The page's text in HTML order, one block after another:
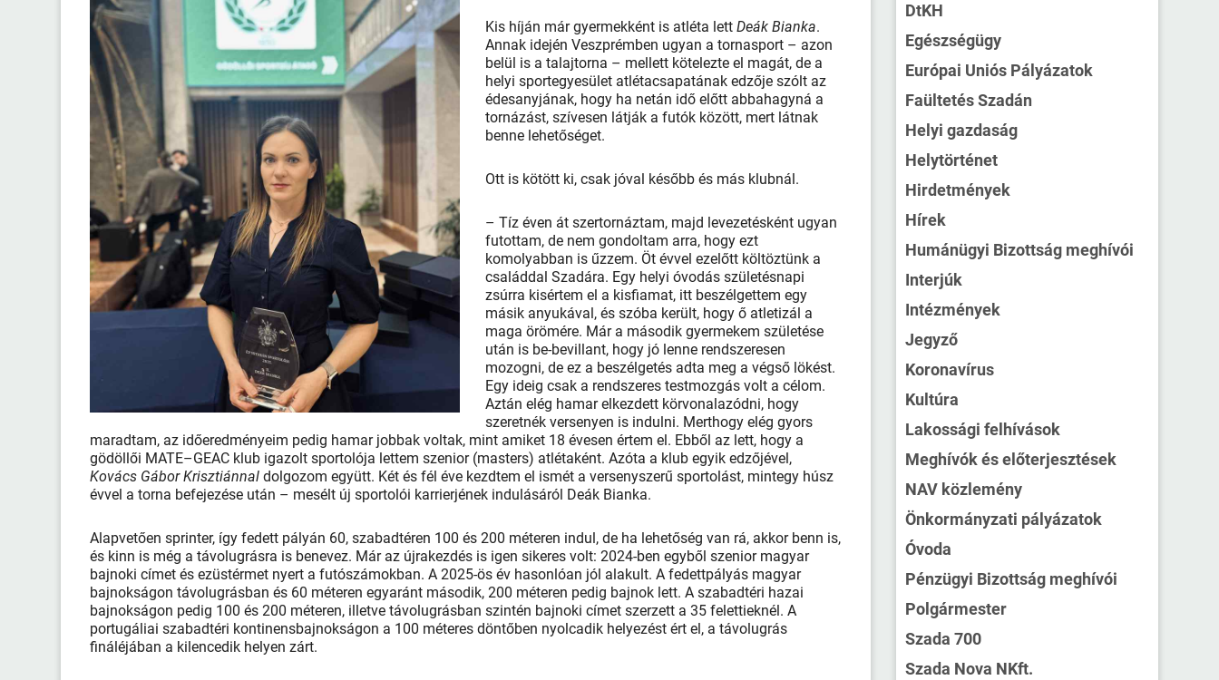
Kis híján már gyermekként is atléta lett Deák Bianka.
Annak idején Veszprémben ugyan a tornasport – azon
belül is a talajtorna – mellett kötelezte el magát, de a
helyi sportegyesület atlétacsapatának edzője szólt az
édesanyjának, hogy ha netán idő előtt abbahagyná a
tornázást, szívesen látják a futók között, mert látnak
benne lehetőséget.
Ott is kötött ki, csak jóval később és más klubnál.
– Tíz éven át szertornáztam, majd levezetésként ugyan
futottam, de nem gondoltam arra, hogy ezt
komolyabban is űzzem. Öt évvel ezelőtt költöztünk a
családdal Szadára. Egy helyi óvodás születésnapi
zsúrra kisértem el a kisfiamat, itt beszélgettem egy
másik anyukával, és szóba került, hogy ő atletizál a
maga örömére. Már a második gyermekem születése
után is be-bevillant, hogy jó lenne rendszeresen
mozogni, de ez a beszélgetés adta meg a végső lökést.
Egy ideig csak a rendszeres testmozgás volt a célom.
Aztán elég hamar elkezdett körvonalazódni, hogy
szeretnék versenyen is indulni. Merthogy elég gyors
maradtam, az időeredményeim pedig hamar jobbak voltak, mint amiket 18 évesen értem el. Ebből az lett, hogy a
gödöllői MATE–GEAC klub igazolt sportolója lettem szenior (masters) atlétaként. Azóta a klub egyik edzőjével,
Kovács Gábor Krisztiánnal dolgozom együtt. Két és fél éve kezdtem el ismét a versenyszerű sportolást, mintegy húsz
évvel a torna befejezése után – mesélt új sportolói karrierjének indulásáról Deák Bianka.
Alapvetően sprinter, így fedett pályán 60, szabadtéren 100 és 200 méteren indul, de ha lehetőség van rá, akkor benn is,
és kinn is még a távolugrásra is benevez. Már az újrakezdés is igen sikeres volt: 2024-ben egyből szenior magyar
bajnoki címet és ezüstérmet nyert a futószámokban. A 2025-ös év hasonlóan jól alakult. A fedettpályás magyar
bajnokságon távolugrásban és 60 méteren egyaránt második, 200 méteren pedig bajnok lett. A szabadtéri hazai
bajnokságon pedig 100 és 200 méteren, illetve távolugrásban szintén bajnoki címet szerzett a 35 felettieknél. A
portugáliai szabadtéri kontinensbajnokságon a 100 méteres döntőben nyolcadik helyezést ért el, a távolugrás
fináléjában a kilencedik helyen zárt.
DtKH
Egészségügy
Európai Uniós Pályázatok
Faültetés Szadán
Helyi gazdaság
Helytörténet
Hirdetmények
Hírek
Humánügyi Bizottság meghívói
Interjúk
Intézmények
Jegyző
Koronavírus
Kultúra
Lakossági felhívások
Meghívók és előterjesztések
NAV közlemény
Önkormányzati pályázatok
Óvoda
Pénzügyi Bizottság meghívói
Polgármester
Szada 700
Szada Nova NKft.